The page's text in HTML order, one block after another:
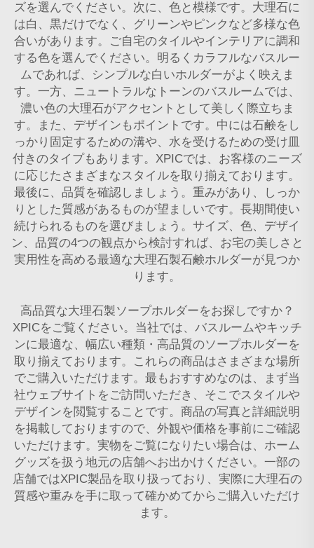
ズを選んでください。次に、色と模様です。大理石に
は白、黒だけでなく、グリーンやピンクなど多様な色
合いがあります。ご自宅のタイルやインテリアに調和
する色を選んでください。明るくカラフルなバスルー
ムであれば、シンプルな白いホルダーがよく映えま
す。一方、ニュートラルなトーンのバスルームでは、
濃い色の大理石がアクセントとして美しく際立ちま
す。また、デザインもポイントです。中には石鹸をし
っかり固定するための溝や、水を受けるための受け皿
付きのタイプもあります。XPICでは、お客様のニーズ
に応じたさまざまなスタイルを取り揃えております。
最後に、品質を確認しましょう。重みがあり、しっか
りとした質感があるものが望ましいです。長期間使い
続けられるものを選びましょう。サイズ、色、デザイ
ン、品質の4つの観点から検討すれば、お宅の美しさと
実用性を高める最適な大理石製石鹸ホルダーが見つか
ります。
高品質な大理石製ソープホルダーをお探しですか？
XPICをご覧ください。当社では、バスルームやキッチ
ンに最適な、幅広い種類・高品質のソープホルダーを
取り揃えております。これらの商品はさまざまな場所
でご購入いただけます。最もおすすめなのは、まず当
社ウェブサイトをご訪問いただき、そこでスタイルや
デザインを閲覧することです。商品の写真と詳細説明
を掲載しておりますので、外観や価格を事前にご確認
いただけます。実物をご覧になりたい場合は、ホーム
グッズを扱う地元の店舗へお出かけください。一部の
店舗ではXPIC製品を取り扱っており、実際に大理石の
質感や重みを手に取って確かめてからご購入いただけ
ます。